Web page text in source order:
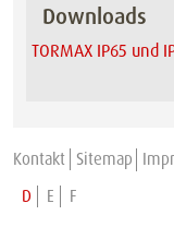
Downloads
TORMAX IP65 und
Kontakt Sitemap
D
E F